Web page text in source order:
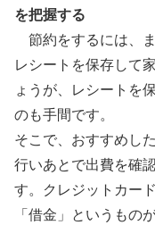
を把握する
節約をするには、
レシートを保存して
ょうが、レシートを
のも手間です。
そこで、おすすめし
行いあとで出費を確
す。クレジットカー
「借金」というもの